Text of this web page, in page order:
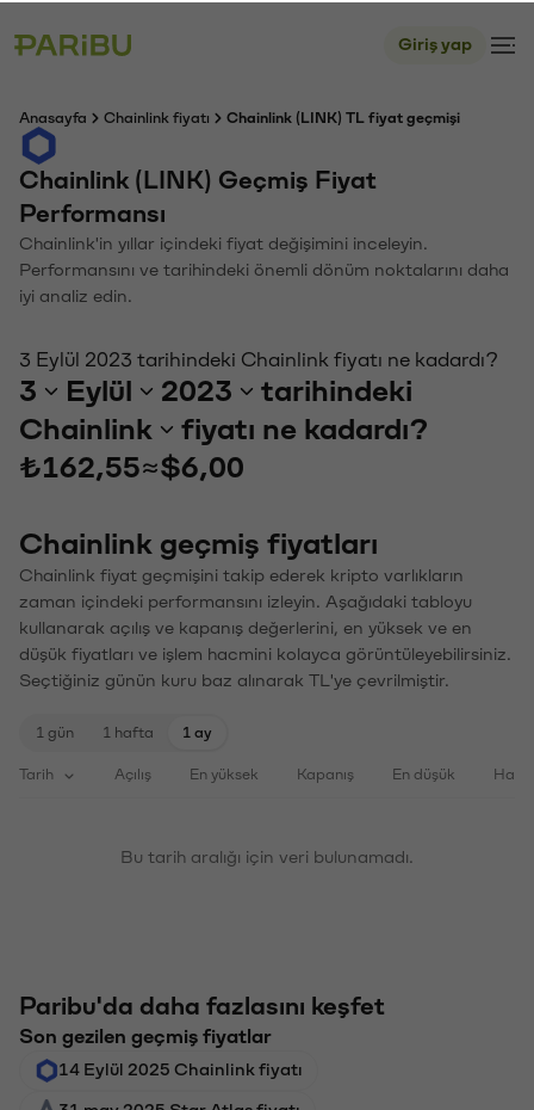
Giriş yap
Anasayfa Chainlink fiyatı Chainlink (LINK) TL fiyat geçmişi
Chainlink (LINK) Geçmiş Fiyat
Performansı
Chainlink'in yıllar içindeki fiyat değişimini inceleyin.
Performansını ve tarihindeki önemli dönüm noktalarını daha
iyi analiz edin.
3 Eylül 2023 tarihindeki Chainlink fiyatı ne kadardı?
3 Eylül 2023
tarihindeki
Chainlink
fiyatı ne kadardı?
₺162,55≈$6,00
Chainlink geçmiş fiyatları
Chainlink fiyat geçmişini takip ederek kripto varlıkların
zaman içindeki performansını izleyin. Aşağıdaki tabloyu
kullanarak açılış ve kapanış değerlerini, en yüksek ve en
düşük fiyatları ve işlem hacmini kolayca görüntüleyebilirsiniz.
Seçtiğiniz günün kuru baz alınarak TL'ye çevrilmiştir.
1 gün 1 hafta 1 ay
Tarih Açılış En yüksek Kapanış En düşük
Bu tarih aralığı için veri bulunamadı.
Paribu'da daha fazlasını keşfet
Son gezilen geçmiş fiyatlar
14 Eylül 2025 Chainlink fiyatı